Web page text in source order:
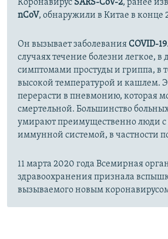
Коронавирус SARS-CoV-2, ранее
nCoV, обнаружили в Китае в конце
Он вызывает заболеванияCOVID-19
случаях течение болезни легкое, в
симптомами простуды и гриппа, в
высокой температурой и кашлем.
перерасти в пневмонию, которая
смертельной. Большинство
умирают преимущественно люди с
иммунной системой, в частности
11 марта 2020 года Всемирная
здравоохранения признала
вызываемого новым